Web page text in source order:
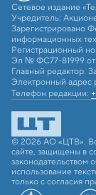
Сетевое издание
Учредитель:
Зарегистрировано
информационных
Регистрационный
Эл № ФС77-81999 от
Главный редактор:
Электронный адрес
Телефон редакции:
© 2026 АО «ЦТВ».
сайте, защищены в
законодательством
использование
только с согласия